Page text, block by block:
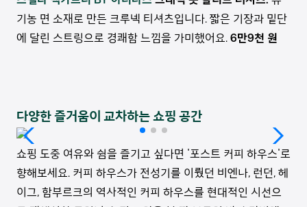
기농 면 소재로 만든 크루넥 티셔츠입니다. 짧은 기장과 밑단
에 달린 스트링으로 경쾌함 느낌을 가미했어요. 6만9천 원
다양한 즐거움이 교차하는 쇼핑 공간
쇼핑 도중 여유와 쉼을 즐기고 싶다면 '포스트 커피 하우스'로
향해보세요. 커피 하우스가 전성기를 이뤘던 비엔나, 런던, 헤
이그, 함부르크의 역사적인 커피 하우스를 현대적인 시선으